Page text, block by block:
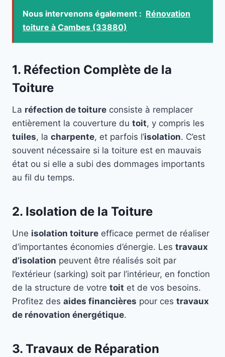
Nous intervenons également : Rénovation
toiture à Cambes (33880)
1. Réfection Complète de la
Toiture
La réfection de toiture consiste à remplacer
entièrement la couverture du toit, y compris les
tuiles, la charpente, et parfois l’isolation. C’est
souvent nécessaire si la toiture est en mauvais
état ou si elle a subi des dommages importants
au fil du temps.
2. Isolation de la Toiture
Une isolation toiture efficace permet de réaliser
d’importantes économies d’énergie. Les travaux
d’isolation peuvent être réalisés soit par
l’extérieur (sarking) soit par l’intérieur, en fonction
de la structure de votre toit et de vos besoins.
Profitez des aides financières pour ces travaux
de rénovation énergétique.
3. Travaux de Réparation